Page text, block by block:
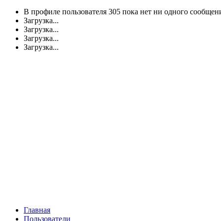
В профиле пользователя 305 пока нет ни одного
Загрузка...
Загрузка...
Загрузка...
Загрузка...
Главная
Пользователи